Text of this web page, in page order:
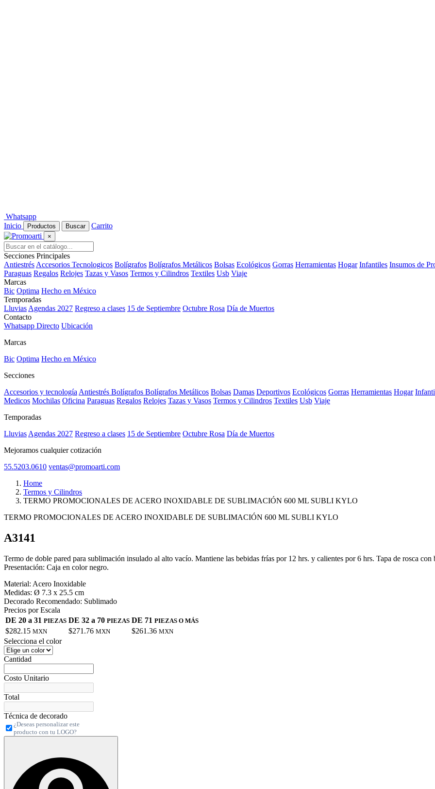
Whatsapp
Inicio
Productos Buscar Carrito
×
Secciones Principales
Antiestrés Accesorios Tecnologicos Bolígrafos Bolígrafos Metálicos Bolsas Ecológicos Gorras Herramientas Hogar Infantiles Insumos de
Paraguas Regalos Relojes Tazas y Vasos Termos y Cilindros Textiles Usb Viaje
Marcas
Bic Optima Hecho en México
Temporadas
Lluvias Agendas 2027 Regreso a clases 15 de Septiembre Octubre Rosa Día de Muertos
Contacto
Whatsapp Directo Ubicación
Marcas
Bic Optima Hecho en México
Secciones
Accesorios y tecnología Antiestrés Bolígrafos Bolígrafos Metálicos Bolsas Damas Deportivos Ecológicos Gorras Herramientas Hogar
Medicos Mochilas Oficina Paraguas Regalos Relojes Tazas y Vasos Termos y Cilindros Textiles Usb Viaje
Temporadas
Lluvias Agendas 2027 Regreso a clases 15 de Septiembre Octubre Rosa Día de Muertos
Mejoramos cualquier cotización
55.5203.0610 ventas@promoarti.com
Home
Termos y Cilindros
TERMO PROMOCIONALES DE ACERO INOXIDABLE DE SUBLIMACIÓN 600 ML SUBLI KYLO
TERMO PROMOCIONALES DE ACERO INOXIDABLE DE SUBLIMACIÓN 600 ML SUBLI KYLO
A3141
Termo de doble pared para sublimación insulado al alto vacío. Mantiene las bebidas frías por 12 hrs. y calientes por 6 hrs. Tapa de rosca
Presentación: Caja en color negro.
Material: Acero Inoxidable
Medidas: Ø 7.3 x 25.5 cm
Decorado Recomendado: Sublimado
Precios por Escala
DE 20 a 31 PIEZAS DE 32 a 70 PIEZAS DE 71 PIEZAS O MÁS
$282.15 MXN $271.76 MXN $261.36 MXN
Selecciona el color
Cantidad
Costo Unitario
Total
Técnica de decorado
¿Deseas personalizar este
producto con tu LOGO?